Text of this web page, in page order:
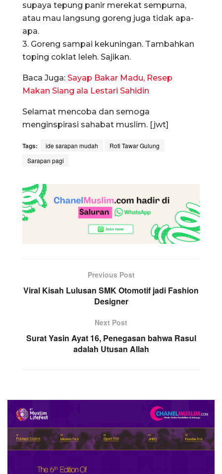
supaya tepung panir merekat sempurna,
atau mau langsung goreng juga tidak apa-
apa.
3. Goreng sampai kekuningan. Tambahkan
toping coklat leleh. Sajikan.
Baca Juga: Sayap Bakar Madu, Resep
Makan Siang ala Lestari Sahidin
Selamat mencoba dan semoga
menginspirasi sahabat muslim. [jwt]
Tags: ide sarapan mudah
Roti Tawar Gulung
Sarapan pagi
Previous Post
Viral Kisah Lulusan SMK Otomotif jadi Fashion
Designer
Next Post
Surat Yasin Ayat 16, Penegasan bahwa Rasul
adalah Utusan Allah